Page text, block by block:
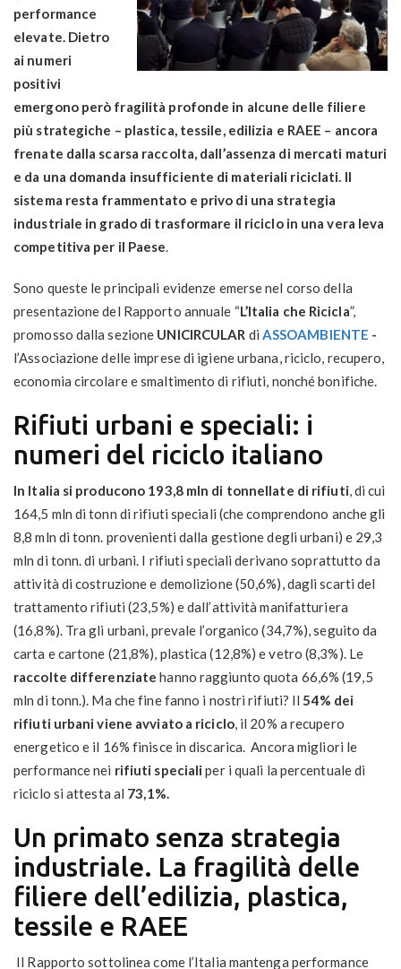
performance
elevate. Dietro
ai numeri
positivi
emergono però fragilità profonde in alcune delle filiere
più strategiche – plastica, tessile, edilizia e RAEE – ancora
frenate dalla scarsa raccolta, dall’assenza di mercati maturi
e da una domanda insufficiente di materiali riciclati. Il
sistema resta frammentato e privo di una strategia
industriale in grado di trasformare il riciclo in una vera leva
competitiva per il Paese.
Sono queste le principali evidenze emerse nel corso della
presentazione del Rapporto annuale “L’Italia che Ricicla”,
promosso dalla sezione UNICIRCULAR di ASSOAMBIENTE -
l’Associazione delle imprese di igiene urbana, riciclo, recupero,
economia circolare e smaltimento di rifiuti, nonché bonifiche.
Rifiuti urbani e speciali: i
numeri del riciclo italiano
In Italia si producono 193,8 mln di tonnellate di rifiuti, di cui
164,5 mln di tonn di rifiuti speciali (che comprendono anche gli
8,8 mln di tonn. provenienti dalla gestione degli urbani) e 29,3
mln di tonn. di urbani. I rifiuti speciali derivano soprattutto da
attività di costruzione e demolizione (50,6%), dagli scarti del
trattamento rifiuti (23,5%) e dall’attività manifatturiera
(16,8%). Tra gli urbani, prevale l’organico (34,7%), seguito da
carta e cartone (21,8%), plastica (12,8%) e vetro (8,3%). Le
raccolte differenziate hanno raggiunto quota 66,6% (19,5
mln di tonn.). Ma che fine fanno i nostri rifiuti? Il54% dei
rifiuti urbani viene avviato a riciclo, il 20% a recupero
energetico e il 16% finisce in discarica. Ancora migliori le
performance nei rifiuti speciali per i quali la percentuale di
riciclo si attesta al 73,1%.
Un primato senza strategia
industriale. La fragilità delle
filiere dell’edilizia, plastica,
tessile e RAEE
Il Rapporto sottolinea come l’Italia mantenga performance